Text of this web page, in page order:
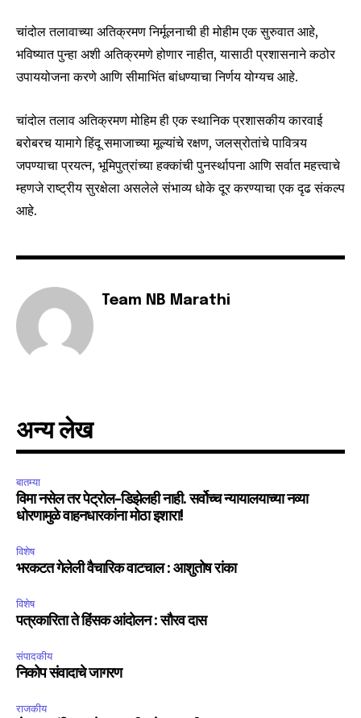
चांदोल तलावाच्या अतिक्रमण निर्मूलनाची ही मोहीम एक सुरुवात आहे,
भविष्यात पुन्हा अशी अतिक्रमणे होणार नाहीत, यासाठी प्रशासनाने कठोर
उपाययोजना करणे आणि सीमाभिंत बांधण्याचा निर्णय योग्यच आहे.
चांदोल तलाव अतिक्रमण मोहिम ही एक स्थानिक प्रशासकीय कारवाई
बरोबरच यामागे हिंदू समाजाच्या मूल्यांचे रक्षण, जलस्रोतांचे पावित्र्य
जपण्याचा प्रयत्न, भूमिपुत्रांच्या हक्कांची पुनर्स्थापना आणि सर्वात महत्त्वाचे
म्हणजे राष्ट्रीय सुरक्षेला असलेले संभाव्य धोके दूर करण्याचा एक दृढ संकल्प
आहे.
Team NB Marathi
अन्य लेख
बातम्या
विमा नसेल तर पेट्रोल-डिझेलही नाही. सर्वोच्च न्यायालयाच्या नव्या
धोरणामुळे वाहनधारकांना मोठा इशारा!
विशेष
भरकटत गेलेली वैचारिक वाटचाल : आशुतोष रांका
विशेष
पत्रकारिता ते हिंसक आंदोलन : सौरव दास
संपादकीय
निकोप संवादाचे जागरण
राजकीय